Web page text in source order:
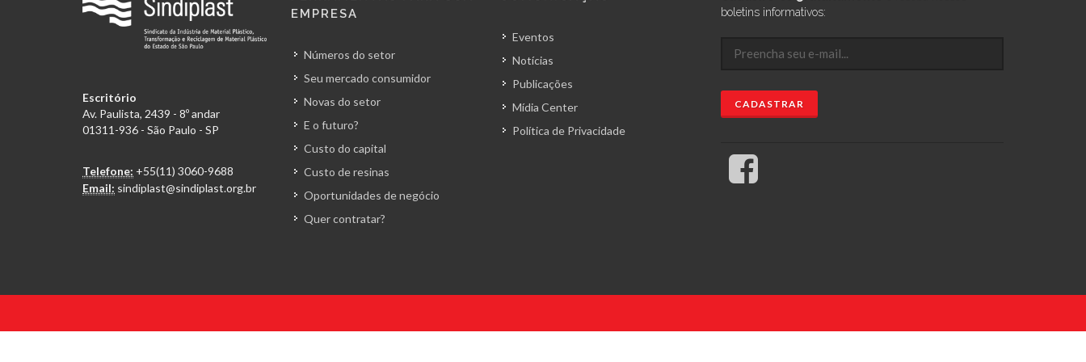
Escritório
Av. Paulista, 2439 - 8º andar
01311-936 - São Paulo - SP
Telefone: +55(11) 3060-9688
Email: sindiplast@sindiplast.org.br
EMPRESA
Números do setor
Seu mercado consumidor
Novas do setor
E o futuro?
Custo do capital
Custo de resinas
Oportunidades de negócio
Quer contratar?
Eventos
Notícias
Publicações
Mídia Center
Política de Privacidade
boletins informativos: